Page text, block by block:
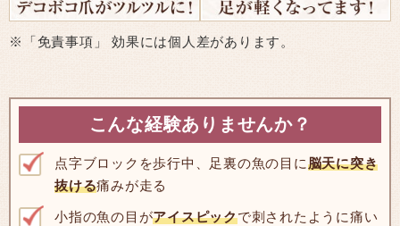
※「免責事項」 効果には個人差があります。
こんな経験ありませんか？
点字ブロックを歩行中、足裏の魚の目に脳天に突き
抜ける痛みが走る
小指の魚の目がアイスピックで刺されたように痛い